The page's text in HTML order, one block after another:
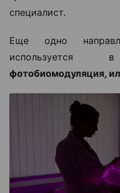
специалист.
Еще одно
фотобиомодуляция,